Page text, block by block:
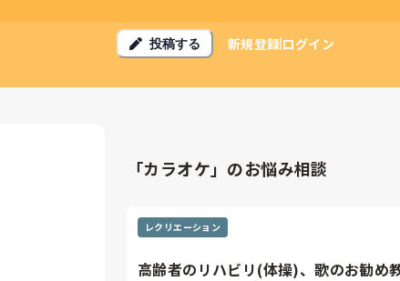
投稿する 新規登録ログイン
「カラオケ」のお悩み相談
レクリエーション
高齢者のリハビリ(体操)、歌のお勧め